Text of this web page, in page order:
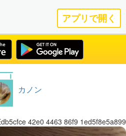
アプリで開く
カノン